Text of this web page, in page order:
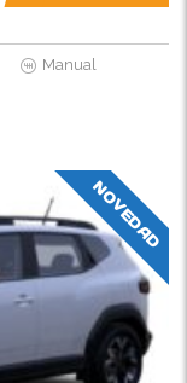
Manual
NOVEDAD